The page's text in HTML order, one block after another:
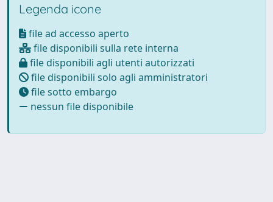
Legenda icone
file ad accesso aperto
file disponibili sulla rete interna
file disponibili agli utenti autorizzati
file disponibili solo agli amministratori
file sotto embargo
nessun file disponibile